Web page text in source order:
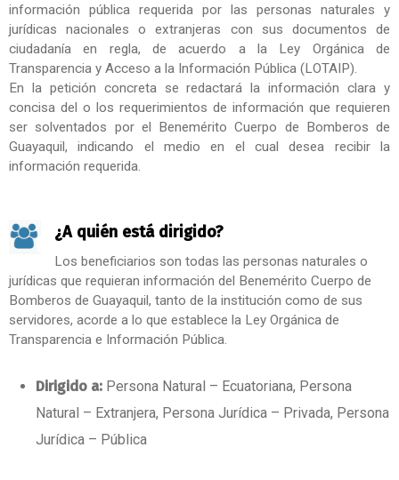
información pública requerida por las personas naturales y
jurídicas nacionales o extranjeras con sus documentos de
ciudadanía en regla, de acuerdo a la Ley Orgánica de
Transparencia y Acceso a la Información Pública (LOTAIP).
En la petición concreta se redactará la información clara y
concisa del o los requerimientos de información que requieren
ser solventados por el Benemérito Cuerpo de Bomberos de
Guayaquil, indicando el medio en el cual desea recibir la
información requerida.
¿A quién está dirigido?
Los beneficiarios son todas las personas naturales o
jurídicas que requieran información del Benemérito Cuerpo de
Bomberos de Guayaquil, tanto de la institución como de sus
servidores, acorde a lo que establece la Ley Orgánica de
Transparencia e Información Pública.
Dirigido a: Persona Natural – Ecuatoriana, Persona
Natural – Extranjera, Persona Jurídica – Privada, Persona
Jurídica – Pública